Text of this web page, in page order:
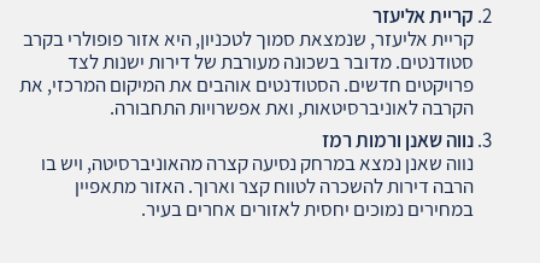
קריית אליעזר
קריית אליעזר, שנמצאת סמוך לטכניון, היא אזור פופולרי בקרב
סטודנטים. מדובר בשכונה מעורבת של דירות ישנות לצד
פרויקטים חדשים. הסטודנטים אוהבים את המיקום המרכזי, את
הקרבה לאוניברסיטאות, ואת אפשרויות התחבורה.
נווה שאנן ורמות רמז
נווה שאנן נמצא במרחק נסיעה קצרה מהאוניברסיטה, ויש בו
הרבה דירות להשכרה לטווח קצר וארוך. האזור מתאפיין
במחירים נמוכים יחסית לאזורים אחרים בעיר.